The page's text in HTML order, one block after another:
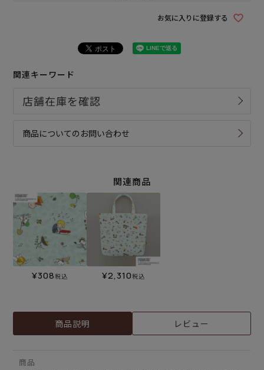
お気に入りに登録する
関連キーワード
商品についてのお問い合わせ
関連商品
¥308税込 ¥2,310税込
商品説明 レビュー
商品